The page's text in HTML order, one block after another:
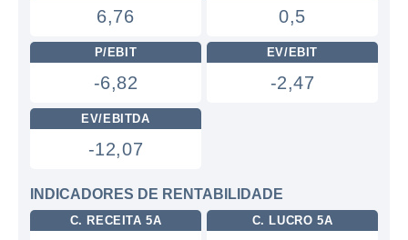
6,76 0,5
P/EBIT
-6,82
EV/EBIT
-2,47
EV/EBITDA
-12,07
INDICADORES DE RENTABILIDADE
C. RECEITA 5A C. LUCRO 5A